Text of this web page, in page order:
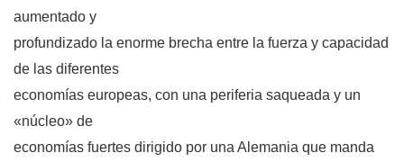
aumentado y
profundizado la enorme brecha entre la fuerza y capacidad
de las diferentes
economías europeas, con una periferia saqueada y un
«núcleo» de
economías fuertes dirigido por una Alemania que manda